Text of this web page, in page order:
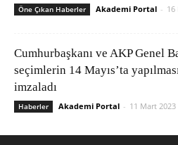
Öne Çıkan Haberler Akademi Portal - 16
Cumhurbaşkanı ve AKP Genel
seçimlerin 14 Mayıs’ta
imzaladı
Haberler Akademi Portal - 11 Mart 2023